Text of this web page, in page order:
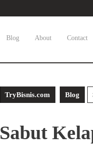
Blog About Contact
TryBisnis.com Blog
Sabut